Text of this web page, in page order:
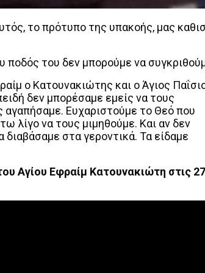
το πρότυπο της υπακοής, μας
του δεν μπορούμε να
ο Κατουνακιώτης και ο Άγιος
δεν μπορέσαμε εμείς να τους
Ευχαριστούμε το Θεό που
λίγο να τους μιμηθούμε. Και αν δεν
στα γεροντικά. Τα είδαμε
Αγίου Εφραίμ Κατουνακιώτη στις